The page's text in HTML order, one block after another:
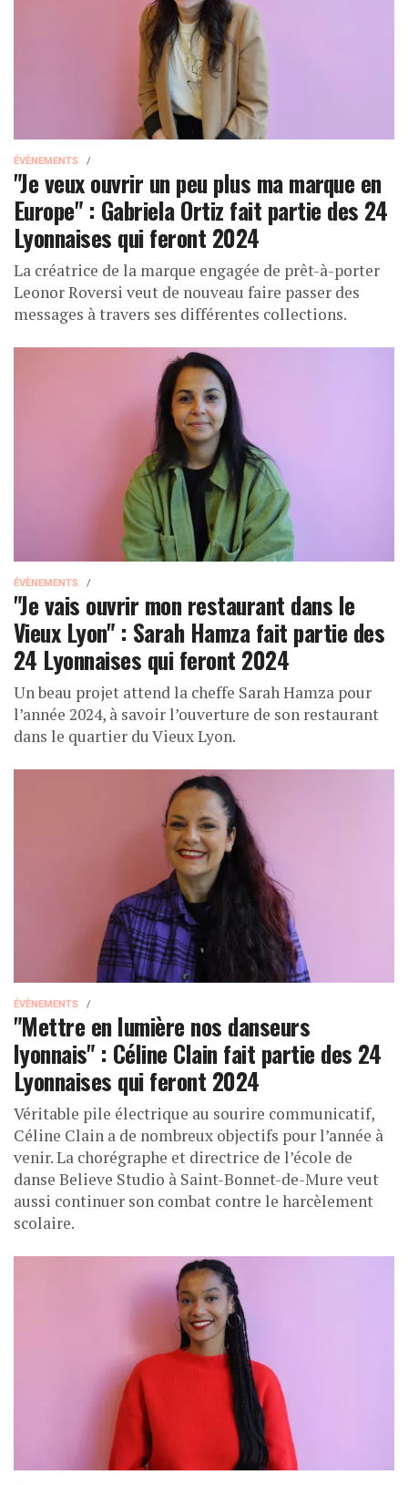
ÉVÈNEMENTS
"Je veux ouvrir un peu plus ma marque en
Europe" : Gabriela Ortiz fait partie des 24
Lyonnaises qui feront 2024
La créatrice de la marque engagée de prêt-à-porter
Leonor Roversi veut de nouveau faire passer des
messages à travers ses différentes collections.
ÉVÈNEMENTS
"Je vais ouvrir mon restaurant dans le
Vieux Lyon" : Sarah Hamza fait partie des
24 Lyonnaises qui feront 2024
Un beau projet attend la cheffe Sarah Hamza pour
l’année 2024, à savoir l’ouverture de son restaurant
dans le quartier du Vieux Lyon.
ÉVÈNEMENTS
"Mettre en lumière nos danseurs
lyonnais" : Céline Clain fait partie des 24
Lyonnaises qui feront 2024
Véritable pile électrique au sourire communicatif,
Céline Clain a de nombreux objectifs pour l’année à
venir. La chorégraphe et directrice de l’école de
danse Believe Studio à Saint-Bonnet-de-Mure veut
aussi continuer son combat contre le harcèlement
scolaire.